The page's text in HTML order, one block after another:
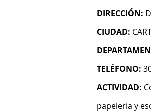
DIRECCIÓN:
CIUDAD:
TELÉFONO:
ACTIVIDAD:
papeleria y